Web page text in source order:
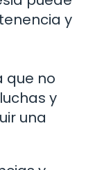
y
que no
y
una